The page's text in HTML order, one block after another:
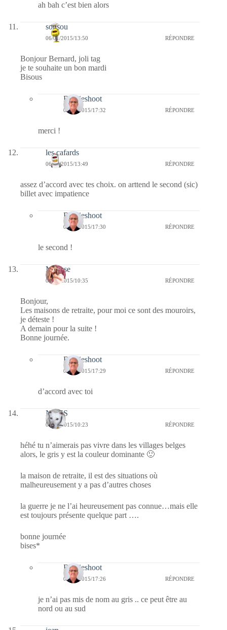
ah bah c’est bien alors
sousou
06/01/2015/13:50 RÉPONDRE
Bonjour Bernard, joli tag
je te souhaite un bon mardi
Bisous
Bernieshoot
08/01/2015/17:32 RÉPONDRE
merci !
les cafards
06/01/2015/13:49 RÉPONDRE
assez d’accord avec tes choix. on arttend le second (sic)
billet avec impatience
Bernieshoot
08/01/2015/17:30 RÉPONDRE
le second !
Mousse
06/01/2015/10:35 RÉPONDRE
Bonjour,
Les maisons de retraite, pour moi ce sont des mouroirs,
je déteste !
A demain pour la suite !
Bonne journée.
Bernieshoot
08/01/2015/17:29 RÉPONDRE
d’accord avec toi
NAYS
06/01/2015/10:23 RÉPONDRE
héhé tu n’aimerais pas vivre dans les villages belges
alors, le gris y est la couleur dominante 🙂
la maison de retraite, il est des situations où
malheureusement y a pas d’autres choses
la guerre je ne l’ai heureusement pas connue…mais elle
est toujours présente quelque part ….
bonne journée
bises*
Bernieshoot
08/01/2015/17:26 RÉPONDRE
je n’ai pas mis de nom au gris .. ce peut être au
nord ou au sud